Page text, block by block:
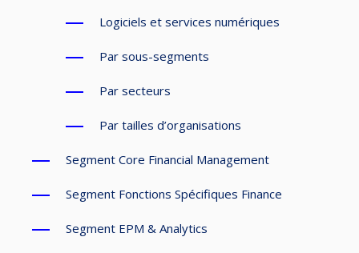
Logiciels et services numériques
Par sous-segments
Par secteurs
Par tailles d’organisations
Segment Core Financial Management
Segment Fonctions Spécifiques Finance
Segment EPM & Analytics